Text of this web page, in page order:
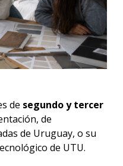
de segundo y tercer
de
de Uruguay, o su
de UTU.